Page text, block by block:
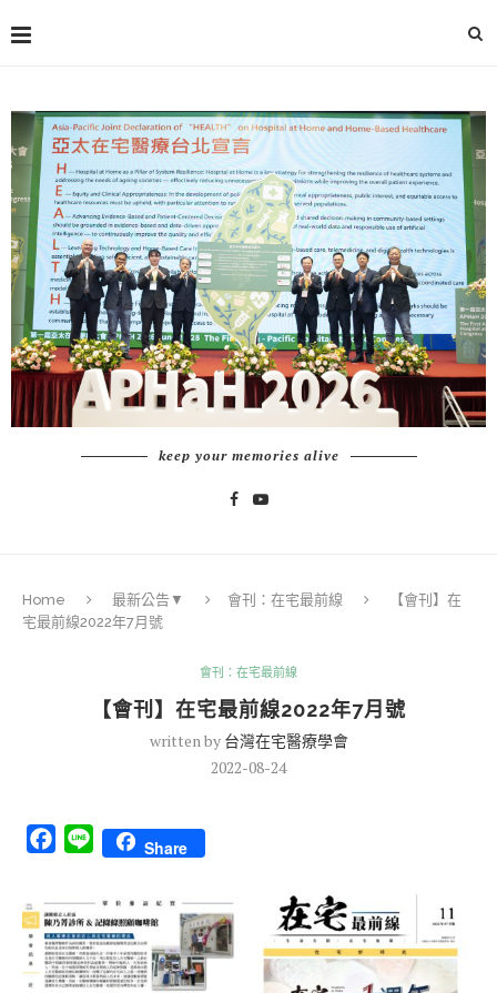
keep your memories alive
Home 最新公告▼ 會刊：在宅最前線
【會刊】在
宅最前線2022年7月號
會刊：在宅最前線
【會刊】在宅最前線2022年7月號
written by 台灣在宅醫療學會
2022-08-24
Facebook
Line Share